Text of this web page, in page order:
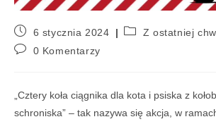
6 stycznia 2024
Z ostatniej
0 Komentarzy
„Cztery koła ciągnika dla kota i psiska z
schroniska” – tak nazywa się akcja, w